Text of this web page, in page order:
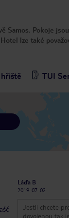
a
walk
Samos. Pokoje
lze také
TUI
Láďa B
2019-07-02
Jestli chcete
dovolenou tak